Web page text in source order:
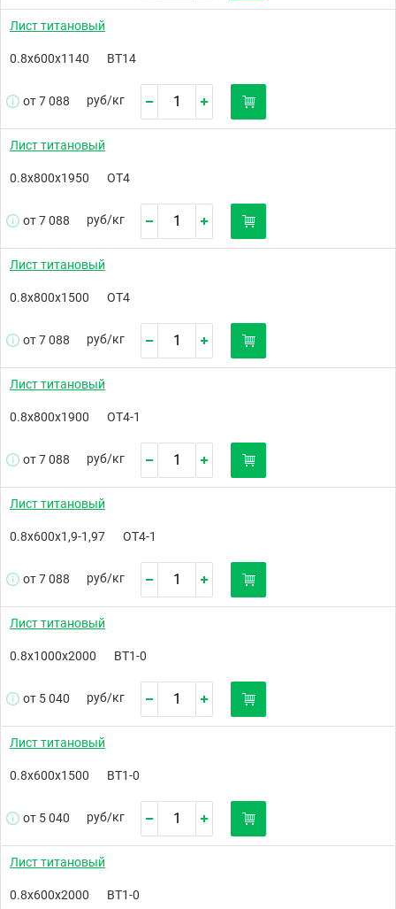
Лист титановый
0.8х600х1140 ВТ14
от 7 088 руб/кг
Лист титановый
0.8х800х1950 ОТ4
от 7 088 руб/кг
Лист титановый
0.8х800х1500 ОТ4
от 7 088 руб/кг
Лист титановый
0.8х800х1900 ОТ4-1
от 7 088 руб/кг
Лист титановый
0.8х600х1,9-1,97 ОТ4-1
от 7 088 руб/кг
Лист титановый
0.8х1000х2000 ВТ1-0
от 5 040 руб/кг
Лист титановый
0.8х600х1500 ВТ1-0
от 5 040 руб/кг
Лист титановый
0.8х600х2000 ВТ1-0